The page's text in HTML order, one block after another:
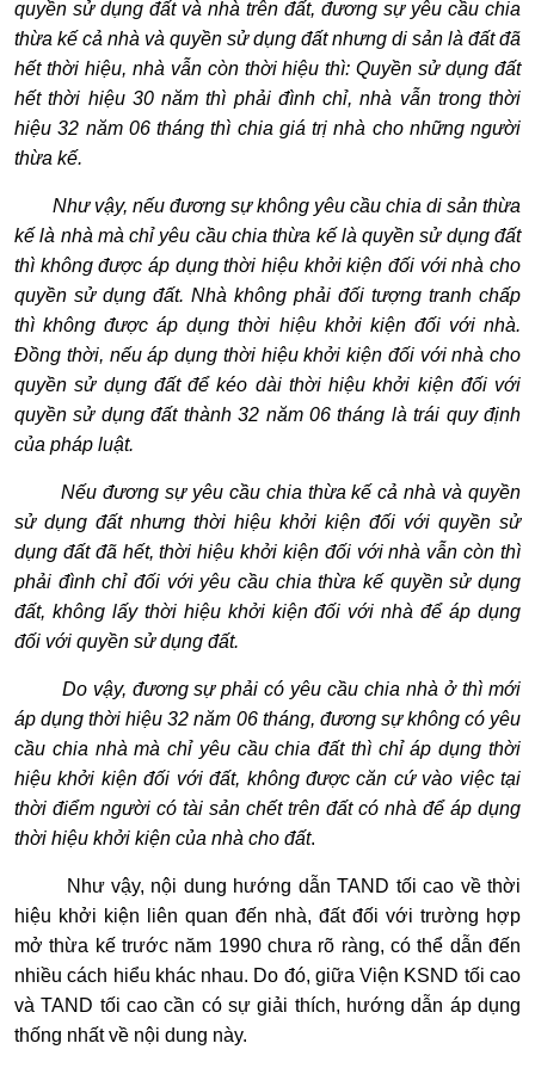
quyền sử dụng đất và nhà trên đất, đương sự yêu cầu chia
thừa kế cả nhà và quyền sử dụng đất nhưng di sản là đất đã
hết thời hiệu, nhà vẫn còn thời hiệu thì: Quyền sử dụng đất
hết thời hiệu 30 năm thì phải đình chỉ, nhà vẫn trong thời
hiệu 32 năm 06 tháng thì chia giá trị nhà cho những người
thừa kế.
Như vậy, nếu đương sự không yêu cầu chia di sản thừa
kế là nhà mà chỉ yêu cầu chia thừa kế là quyền sử dụng đất
thì không được áp dụng thời hiệu khởi kiện đối với nhà cho
quyền sử dụng đất. Nhà không phải đối tượng tranh chấp
thì không được áp dụng thời hiệu khởi kiện đối với nhà.
Đồng thời, nếu áp dụng thời hiệu khởi kiện đối với nhà cho
quyền sử dụng đất để kéo dài thời hiệu khởi kiện đối với
quyền sử dụng đất thành 32 năm 06 tháng là trái quy định
của pháp luật.
Nếu đương sự yêu cầu chia thừa kế cả nhà và quyền
sử dụng đất nhưng thời hiệu khởi kiện đối với quyền sử
dụng đất đã hết, thời hiệu khởi kiện đối với nhà vẫn còn thì
phải đình chỉ đối với yêu cầu chia thừa kế quyền sử dụng
đất, không lấy thời hiệu khởi kiện đối với nhà để áp dụng
đối với quyền sử dụng đất.
Do vậy, đương sự phải có yêu cầu chia nhà ở thì mới
áp dụng thời hiệu 32 năm 06 tháng, đương sự không có yêu
cầu chia nhà mà chỉ yêu cầu chia đất thì chỉ áp dụng thời
hiệu khởi kiện đối với đất, không được căn cứ vào việc tại
thời điểm người có tài sản chết trên đất có nhà để áp dụng
thời hiệu khởi kiện của nhà cho đất.
Như vậy, nội dung hướng dẫn TAND tối cao về thời
hiệu khởi kiện liên quan đến nhà, đất đối với trường hợp
mở thừa kế trước năm 1990 chưa rõ ràng, có thể dẫn đến
nhiều cách hiểu khác nhau. Do đó, giữa Viện KSND tối cao
và TAND tối cao cần có sự giải thích, hướng dẫn áp dụng
thống nhất về nội dung này.